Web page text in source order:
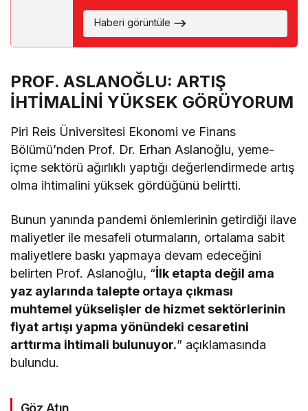
Haberi görüntüle
PROF. ASLANOĞLU: ARTIŞ
İHTİMALİNİ YÜKSEK GÖRÜYORUM
Piri Reis Üniversitesi Ekonomi ve Finans
Bölümü’nden Prof. Dr. Erhan Aslanoğlu, yeme-
içme sektörü ağırlıklı yaptığı değerlendirmede artış
olma ihtimalini yüksek gördüğünü belirtti.
Bunun yanında pandemi önlemlerinin getirdiği ilave
maliyetler ile mesafeli oturmaların, ortalama sabit
maliyetlere baskı yapmaya devam edeceğini
belirten Prof. Aslanoğlu, “İlk etapta değil ama
yaz aylarında talepte ortaya çıkması
muhtemel yükselişler de hizmet sektörlerinin
fiyat artışı yapma yönündeki cesaretini
arttırma ihtimali bulunuyor.” açıklamasında
bulundu.
Göz Atın